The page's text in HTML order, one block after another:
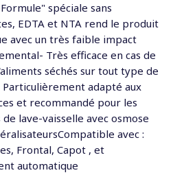
spéciale sans
EDTA et NTA rend le produit
avec un très faible impact
Très efficace en cas de
séchés sur tout type de
Particulièrement adapté aux
et recommandé pour les
lave-vaisselle avec osmose
avec :
Frontal, Capot , et
automatique